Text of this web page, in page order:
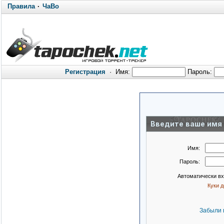
Правила· ЧаВо
Регистрация · Имя: Пароль:
Введите ваше имя
Имя:
Пароль:
Автоматически
Куки
Забыли